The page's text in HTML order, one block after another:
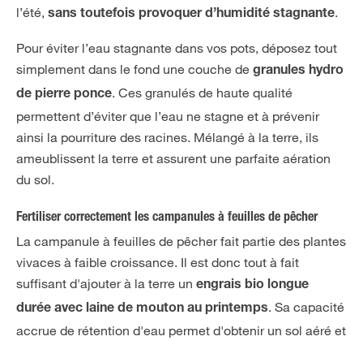
l’été, sans toutefois provoquer d’humidité stagnante.
Pour éviter l’eau stagnante dans vos pots, déposez tout
simplement dans le fond une couche de granules hydro
de pierre ponce. Ces granulés de haute qualité
permettent d’éviter que l’eau ne stagne et à prévenir
ainsi la pourriture des racines. Mélangé à la terre, ils
ameublissent la terre et assurent une parfaite aération
du sol.
Fertiliser correctement les campanules à feuilles de pêcher
La campanule à feuilles de pêcher fait partie des plantes
vivaces à faible croissance. Il est donc tout à fait
suffisant d'ajouter à la terre un engrais bio longue
durée avec laine de mouton au printemps. Sa capacité
accrue de rétention d'eau permet d'obtenir un sol aéré et